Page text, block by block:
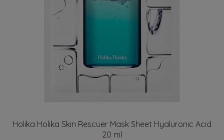
Holika Holika Skin Rescuer Mask Sheet Hyaluronic Acid
20 ml